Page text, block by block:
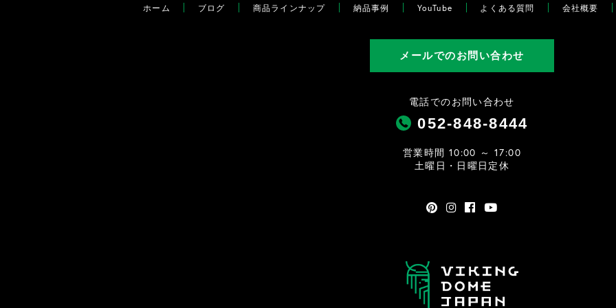
ホーム ブログ 商品ラインナップ 納品事例 YouTube よくある質問 会社概要
メールでのお問い合わせ
電話でのお問い合わせ
052-848-8444
営業時間 10:00 ～ 17:00
土曜日・日曜日定休